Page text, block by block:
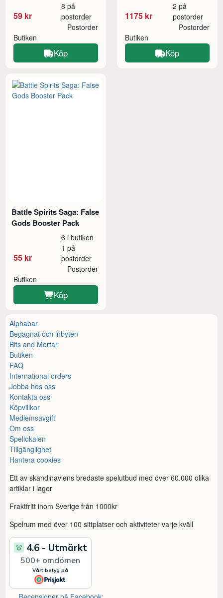
59 kr
8 på
postorder
Butiken
Postorder
Köp
1175 kr
2 på
postorder
Butiken
Postorder
Köp
Battle Spirits Saga: False
Gods Booster Pack
55 kr
6 i butiken
1 på
postorder
Butiken
Postorder
Köp
Alphabar
Begagnat och inbyten
Bits and Mortar
Butiken
FAQ
International orders
Jobba hos oss
Kontakta oss
Köpvillkor
Medlemsavgift
Om oss
Spellokalen
Tillgänglighet
Hantera cookies
Ett av skandinaviens bredaste spelutbud med över 60.000 olika
artiklar i lager
Fraktfritt inom Sverige från 1000kr
Spelrum med över 100 sittplatser och aktiviteter varje kväll